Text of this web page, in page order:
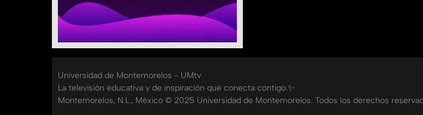
Testimonio desde Cuba: una iglesia en construcción y la provisión divina
La importancia de la intercesión entre creyentes
???? ¿Tienes un pedido de oración? Escríbenos a los medios que aparecen en
por ti.
Universidad de Montemorelos - UMtv
La televisión educativa y de inspiración que conecta contigo.✨
Montemorelos, N.L., México © 2025 Universidad de Montemorelos. Todos los derechos